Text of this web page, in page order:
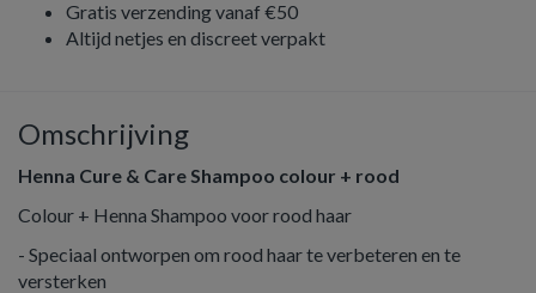
Gratis verzending vanaf €50
Altijd netjes en discreet verpakt
Omschrijving
Henna Cure & Care Shampoo colour + rood
Colour + Henna Shampoo voor rood haar
- Speciaal ontworpen om rood haar te verbeteren en te
versterken